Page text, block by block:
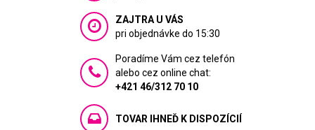
ZAJTRA U VÁS
pri objednávke do 15:30
Poradíme Vám cez telefón
alebo cez online chat:
+421 46/312 70 10
TOVAR IHNEĎ K DISPOZÍCIÍ